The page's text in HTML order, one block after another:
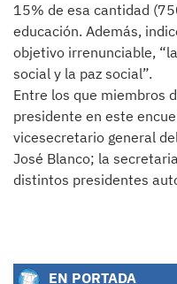
15% de esa cantidad
educación. Además,
objetivo irrenunciable,
social y la paz social”.
Entre los que miembros
presidente en este
vicesecretario general
José Blanco; la
distintos presidentes
EN PORTADA